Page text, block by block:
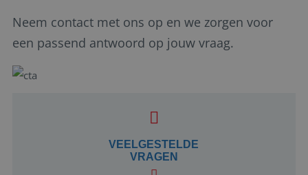
Neem contact met ons op en we zorgen voor
een passend antwoord op jouw vraag.
VEELGESTELDE
VRAGEN
Google Privacy Policy